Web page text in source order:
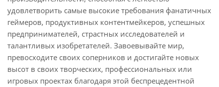
удовлетворить самые высокие требования фанатичных
геймеров, продуктивных контентмейкеров, успешных
предпринимателей, страстных исследователей и
талантливых изобретателей. Завоевывайте мир,
превосходите своих соперников и достигайте новых
высот в своих творческих, профессиональных или
игровых проектах благодаря этой беспрецедентной